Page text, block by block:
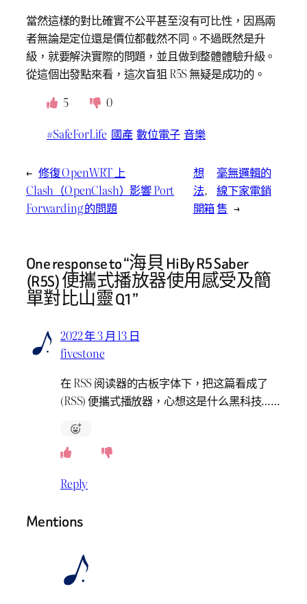
當然這樣的對比確實不公平甚至沒有可比性，因爲兩
者無論是定位還是價位都截然不同。不過既然是升
級，就要解決實際的問題，並且做到整體體驗升級。
從這個出發點來看，這次盲狙 R5S 無疑是成功的。
5
0
#SafeForLife 國產 數位電子 音樂
← 修復 OpenWRT 上
Clash（OpenClash）影響 Port
Forwarding 的問題
想
法
開箱
毫無邏輯的
線下家電銷
售 →
One response to “海貝 HiBy R5 Saber
(R5S) 便攜式播放器使用感受及簡
單對比山靈 Q1”
2022 年 3 月 13 日
fivestone
在 RSS 阅读器的古板字体下，把这篇看成了
(RSS) 便攜式播放器，心想这是什么黑科技……
Reply
Mentions